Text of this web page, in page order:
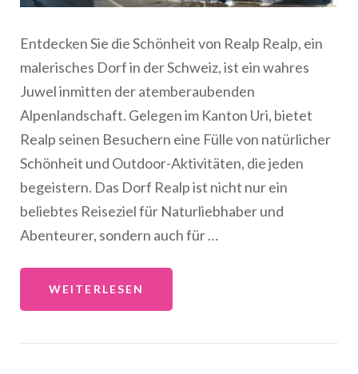
Entdecken Sie die Schönheit von Realp Realp, ein
malerisches Dorf in der Schweiz, ist ein wahres
Juwel inmitten der atemberaubenden
Alpenlandschaft. Gelegen im Kanton Uri, bietet
Realp seinen Besuchern eine Fülle von natürlicher
Schönheit und Outdoor-Aktivitäten, die jeden
begeistern. Das Dorf Realp ist nicht nur ein
beliebtes Reiseziel für Naturliebhaber und
Abenteurer, sondern auch für …
WEITERLESEN